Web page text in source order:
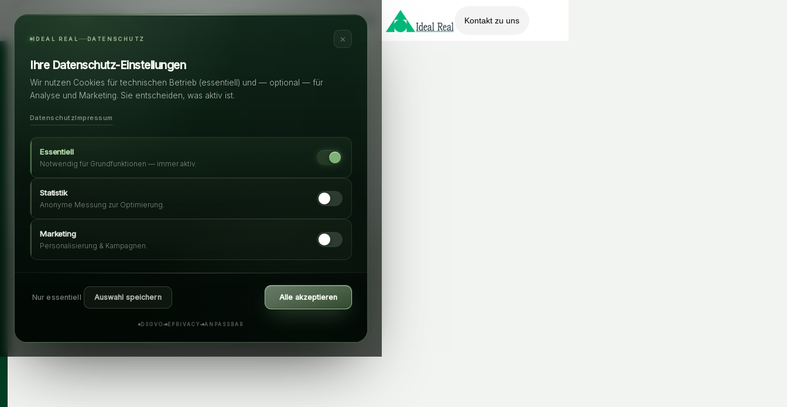
IDEAL REAL DATENSCHUTZ ✕
Ihre Datenschutz-Einstellungen
Wir nutzen Cookies für technischen Betrieb (essentiell) und — optional — für
Analyse und Marketing. Sie entscheiden, was aktiv ist.
DatenschutzImpressum
Essentiell
Notwendig für Grundfunktionen — immer aktiv.
Statistik
Anonyme Messung zur Optimierung.
Marketing
Personalisierung & Kampagnen.
Nur essentiell Auswahl speichern Alle akzeptieren
DSGVO EPRIVACY ANPASSBAR
Wissenswert Kontakt zu uns